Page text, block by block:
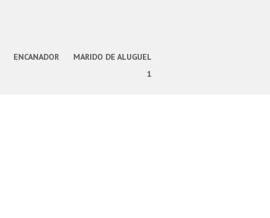
ENCANADOR
MARIDO DE ALUGUEL
1